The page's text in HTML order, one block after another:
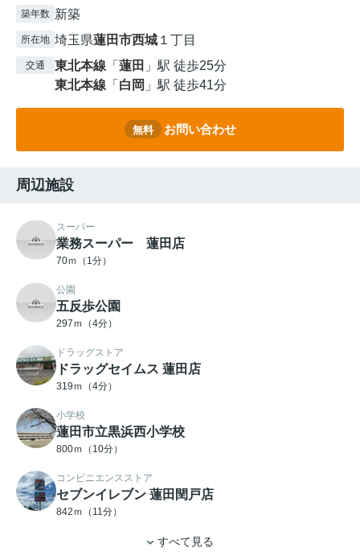
築年数 新築
所在地 埼玉県蓮田市西城 １丁目
交通 東北本線 「 蓮田 」駅 徒歩25分
東北本線 「 白岡 」駅 徒歩41分
無料 お問い合わせ
周辺施設
スーパー
業務スーパー 蓮田店
70ｍ（1分）
公園
五反歩公園
297ｍ（4分）
ドラッグストア
ドラッグセイムス 蓮田店
319ｍ（4分）
小学校
蓮田市立黒浜西小学校
800ｍ（10分）
コンビニエンスストア
セブンイレブン 蓮田閏戸店
842ｍ（11分）
すべて見る